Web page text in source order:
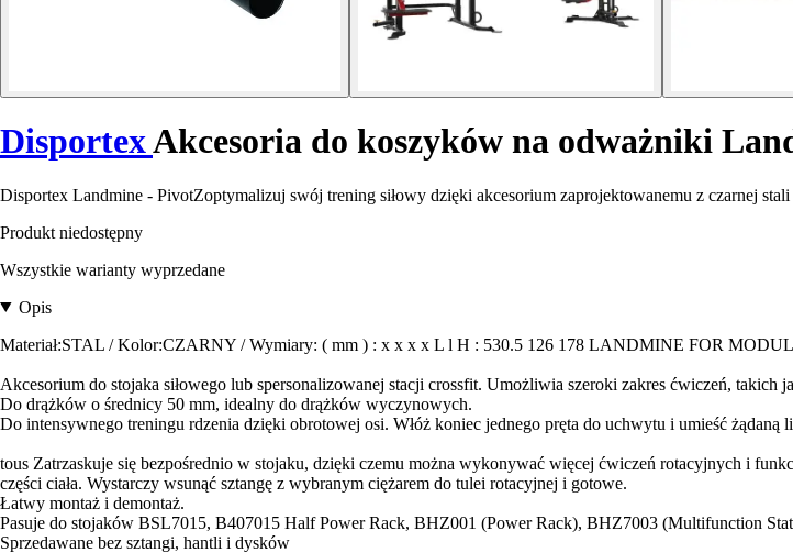
DisportexAkcesoria do koszyków na odważniki
Disportex Landmine - PivotZoptymalizuj swój trening siłowy dzięki akcesorium zaprojektowanemu z czarnej
Produkt niedostępny
Wszystkie warianty wyprzedane
Opis
Materiał:STAL / Kolor:CZARNY / Wymiary: ( mm ) : x x x x L l H : 530.5 126 178 LANDMINE FOR
Akcesorium do stojaka siłowego lub spersonalizowanej stacji crossfit. Umożliwia szeroki zakres ćwiczeń,
Do drążków o średnicy 50 mm, idealny do drążków wyczynowych.
Do intensywnego treningu rdzenia dzięki obrotowej osi. Włóż koniec jednego pręta do uchwytu i umieść żądaną
tous Zatrzaskuje się bezpośrednio w stojaku, dzięki czemu można wykonywać więcej ćwiczeń rotacyjnych i
części ciała. Wystarczy wsunąć sztangę z wybranym ciężarem do tulei rotacyjnej i gotowe.
Łatwy montaż i demontaż.
Pasuje do stojaków BSL7015, B407015 Half Power Rack, BHZ001 (Power Rack), BHZ7003 (Multifunction
Sprzedawane bez sztangi, hantli i dysków